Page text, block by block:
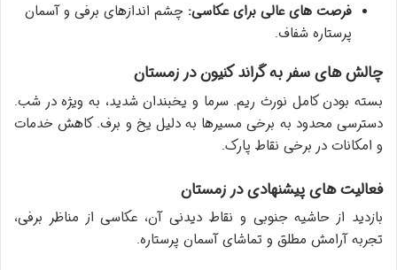
فرصت های عالی برای عکاسی: چشم اندازهای برفی و آسمان
پرستاره شفاف.
چالش های سفر به گراند کنیون در زمستان
بسته بودن کامل نورث ریم. سرما و یخبندان شدید، به ویژه در شب.
دسترسی محدود به برخی مسیرها به دلیل یخ و برف. کاهش خدمات
و امکانات در برخی نقاط پارک.
فعالیت های پیشنهادی در زمستان
بازدید از حاشیه جنوبی و نقاط دیدنی آن، عکاسی از مناظر برفی،
تجربه آرامش مطلق و تماشای آسمان پرستاره.